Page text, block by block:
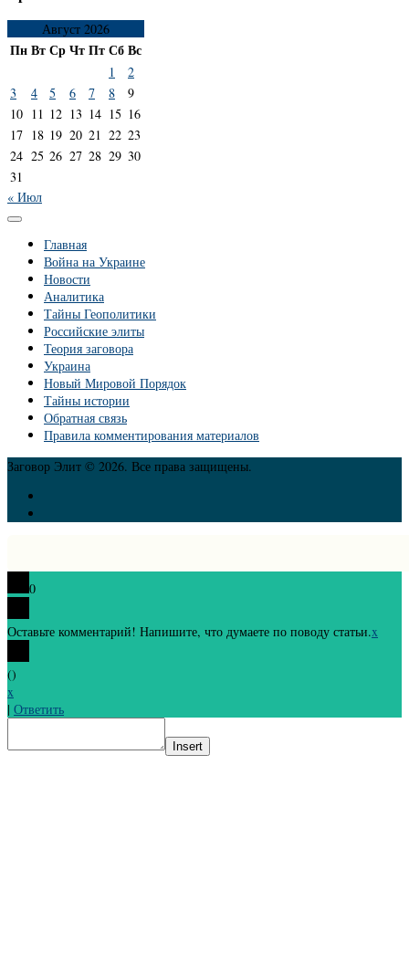
Август 2026
ПнВтСрЧтПтСбВс
1
2
3
4 5 6 7 8
9
10 11 12 13 14 15 16
17 18 19 20 21 22 23
24 25 26 27 28 29 30
31
« Июл
Главная
Война на Украине
Новости
Аналитика
Тайны Геополитики
Российские элиты
Теория заговора
Украина
Новый Мировой Порядок
Тайны истории
Обратная связь
Правила комментирования материалов
Заговор Элит © 2026. Все права защищены.
0
Оставьте комментарий! Напишите, что думаете по поводу статьи.x
()
x
| Ответить
Insert